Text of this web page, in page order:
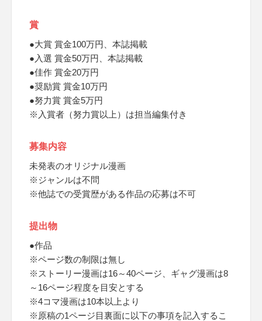
賞
●大賞 賞金100万円、本誌掲載
●入選 賞金50万円、本誌掲載
●佳作 賞金20万円
●奨励賞 賞金10万円
●努力賞 賞金5万円
※入賞者（努力賞以上）は担当編集付き
募集内容
未発表のオリジナル漫画
※ジャンルは不問
※他誌での受賞歴がある作品の応募は不可
提出物
●作品
※ページ数の制限は無し
※ストーリー漫画は16～40ページ、ギャグ漫画は8
～16ページ程度を目安とする
※4コマ漫画は10本以上より
※原稿の1ページ目裏面に以下の事項を記入するこ